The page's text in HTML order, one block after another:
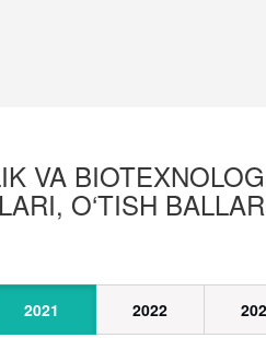
VA
O‘TISH
2021 2022